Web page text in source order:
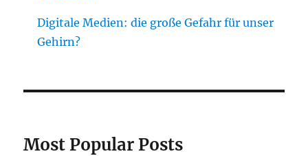
Digitale Medien: die große Gefahr für unser
Gehirn?
Most Popular Posts